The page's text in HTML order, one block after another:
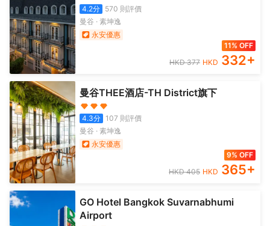
4.2分 570 則評價
曼谷 · 素坤逸
永安優惠
11% OFF
HKD377 HKD 332+
曼谷THEE酒店-TH District旗下
4.3分 107 則評價
曼谷 · 素坤逸
永安優惠
9% OFF
HKD405 HKD 365+
GO Hotel Bangkok Suvarnabhumi
Airport